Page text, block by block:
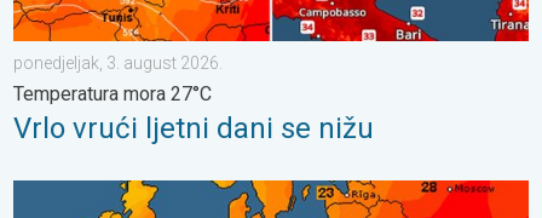
ponedjeljak, 3. august 2026.
Temperatura mora 27°C
Vrlo vrući ljetni dani se nižu
Toplinski val počinje, preko 35°C. Važno upozorenje. . .